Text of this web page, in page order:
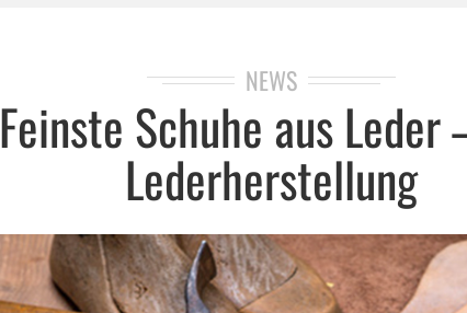
NEWS
Feinste Schuhe aus Leder
Lederherstellung